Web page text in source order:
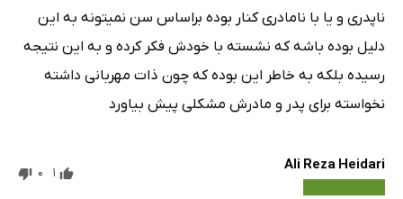
ناپدری و یا با نامادری کنار بوده براساس سن نمیتونه به این
دلیل بوده باشه که نشسته با خودش فکر کرده و به این نتیجه
رسیده بلکه به خاطر این بوده که چون ذات مهربانی داشته
نخواسته برای پدر و مادرش مشکلی پیش بیاورد
Ali Reza Heidari
1
0